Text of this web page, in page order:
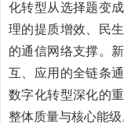
化转型从选择题变
理的提质增效、民
的通信网络支撑。
互、应用的全链条
数字化转型深化的
整体质量与核心能级